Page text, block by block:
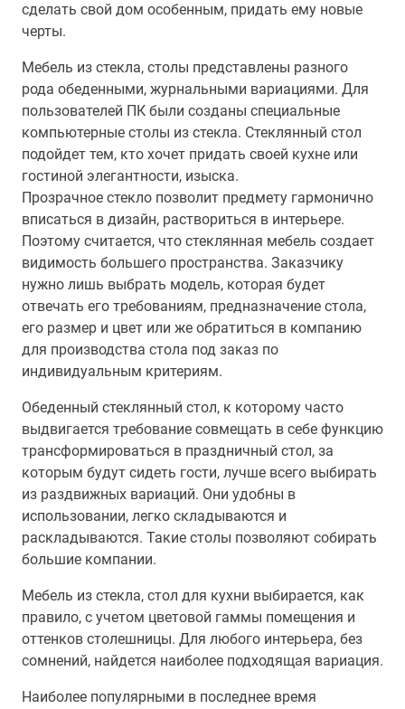
сделать свой дом особенным, придать ему новые
черты.
Мебель из стекла, столы представлены разного
рода обеденными, журнальными вариациями. Для
пользователей ПК были созданы специальные
компьютерные столы из стекла. Стеклянный стол
подойдет тем, кто хочет придать своей кухне или
гостиной элегантности, изыска.
Прозрачное стекло позволит предмету гармонично
вписаться в дизайн, раствориться в интерьере.
Поэтому считается, что стеклянная мебель создает
видимость большего пространства. Заказчику
нужно лишь выбрать модель, которая будет
отвечать его требованиям, предназначение стола,
его размер и цвет или же обратиться в компанию
для производства стола под заказ по
индивидуальным критериям.
Обеденный стеклянный стол, к которому часто
выдвигается требование совмещать в себе функцию
трансформироваться в праздничный стол, за
которым будут сидеть гости, лучше всего выбирать
из раздвижных вариаций. Они удобны в
использовании, легко складываются и
раскладываются. Такие столы позволяют собирать
большие компании.
Мебель из стекла, стол для кухни выбирается, как
правило, с учетом цветовой гаммы помещения и
оттенков столешницы. Для любого интерьера, без
сомнений, найдется наиболее подходящая вариация.
Наиболее популярными в последнее время